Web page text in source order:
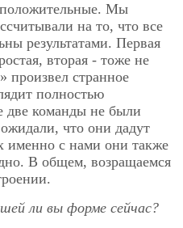
Мы
на то, что все
результатами. Первая
вторая - тоже не
произвел странное
полностью
две команды не были
что они дадут
именно с нами они также
В общем, возращаемся
ли вы форме сейчас?